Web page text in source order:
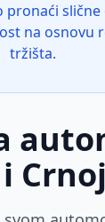
slične
na osnovu
tržišta.